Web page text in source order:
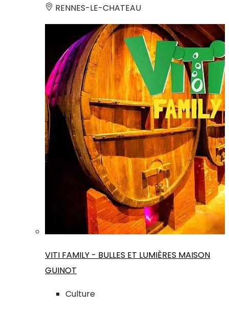
RENNES-LE-CHATEAU
VITI FAMILY - BULLES ET LUMIÈRES MAISON
GUINOT
Culture